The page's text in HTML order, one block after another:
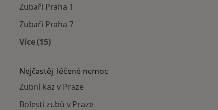
Zubaři Praha 1
Zubaři Praha 7
Více (15)
Nejčastěji léčené nemoci
Zubní kaz v Praze
Bolesti zubů v Praze